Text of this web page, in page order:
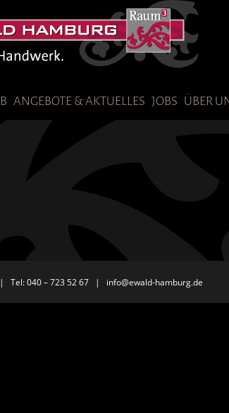
ANGEBOTE & AKTUELLES JOBS ÜBER
Tel: 040 – 723 52 67 | info@ewald-hamburg.de